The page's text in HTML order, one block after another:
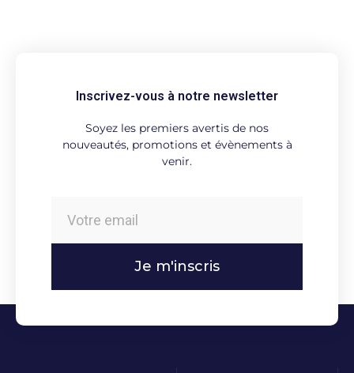
Inscrivez-vous à notre newsletter
Soyez les premiers avertis de nos
nouveautés, promotions et évènements à
venir.
Je m'inscris